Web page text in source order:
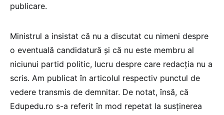
publicare.
Ministrul a insistat că nu a discutat cu nimeni despre
o eventuală candidatură și că nu este membru al
niciunui partid politic, lucru despre care redacția nu a
scris. Am publicat în articolul respectiv punctul de
vedere transmis de demnitar. De notat, însă, că
Edupedu.ro s-a referit în mod repetat la susținerea